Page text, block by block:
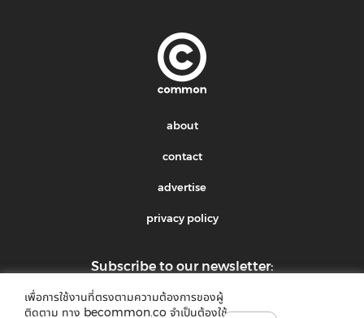
about
contact
advertise
privacy policy
Subscribe to our newsletter:
submit
เพื่อการใช้งานที่ตรงตามความต้องการของผู้
ติดตาม ทาง becommon.co จำเป็นต้องใช้